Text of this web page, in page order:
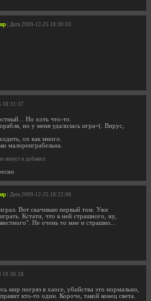
| Дата 2009-12-25 18:30:03
18:31:37
Но хоть что-то.
но у меня удалилась игра=(. Вирус,
ох как много.
малореиграбельна.
минут и добавил:
| Дата 2009-12-25 18:22:08
Вот скачиваю первый том. Уже
Кстати, что в ней страшного, ну,
Не очень то мне и страшно...
19:30:18
мир погряз в хаосе, убийства это нормально,
кто-то один. Короче, такой конец света.